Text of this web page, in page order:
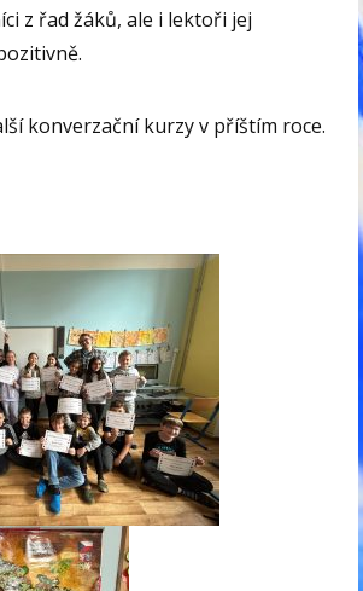
z řad žáků, ale i lektoři jej
konverzační kurzy v příštím roce.